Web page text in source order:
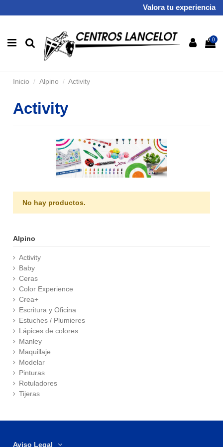
Valora tu experiencia
0
Inicio Alpino Activity
Activity
No hay productos.
Alpino
Activity
Baby
Ceras
Color Experience
Crea+
Escritura y Oficina
Estuches / Plumieres
Lápices de colores
Manley
Maquillaje
Modelar
Pinturas
Rotuladores
Tijeras
Aviso Legal